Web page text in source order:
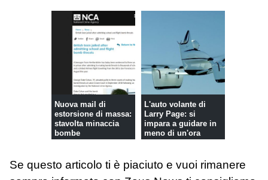
Nuova mail di
estorsione di massa:
stavolta minaccia
bombe
L'auto volante di
Larry Page: si
impara a guidare in
meno di un'ora
Se questo articolo ti è piaciuto e vuoi rimanere